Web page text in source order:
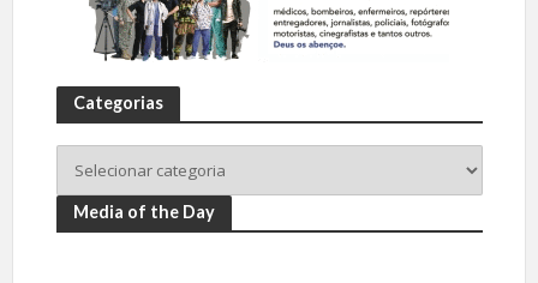
Categorias
Media of the Day